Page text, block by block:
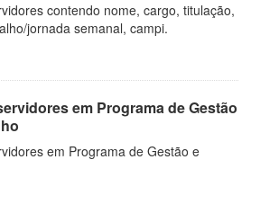
contendo nome, cargo, titulação,
jornada semanal, campi.
em Programa de Gestão
em Programa de Gestão e